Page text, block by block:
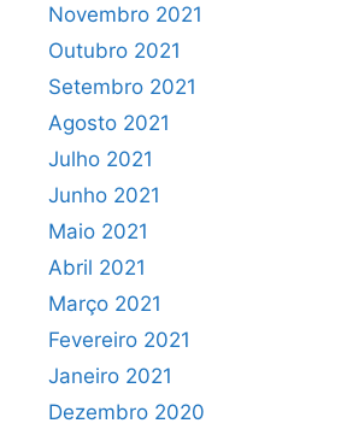
Novembro 2021
Outubro 2021
Setembro 2021
Agosto 2021
Julho 2021
Junho 2021
Maio 2021
Abril 2021
Março 2021
Fevereiro 2021
Janeiro 2021
Dezembro 2020